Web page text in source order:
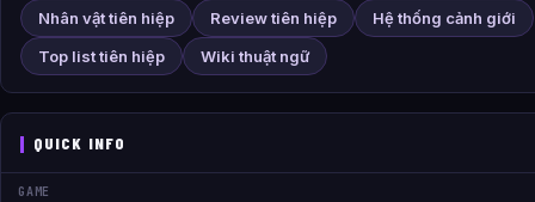
Nhân vật tiên hiệp Review tiên hiệp
Hệ thống cảnh giới
Top list tiên hiệp
Wiki thuật ngữ
QUICK INFO
GAME